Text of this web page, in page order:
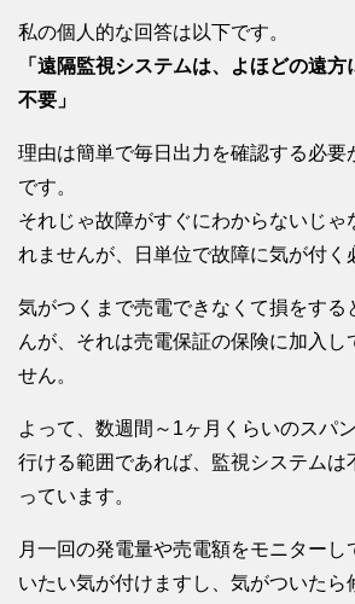
私の個人的な回答は以下です。
「遠隔監視システムは、よほどの遠方
不要」
理由は簡単で毎日出力を確認する必要
です。
それじゃ故障がすぐにわからないじゃ
れませんが、日単位で故障に気が付く
気がつくまで売電できなくて損をする
んが、それは売電保証の保険に加入し
せん。
よって、数週間～1ヶ月くらいのスパ
行ける範囲であれば、監視システムは
っています。
月一回の発電量や売電額をモニター
いたい気が付けますし、気がついたら